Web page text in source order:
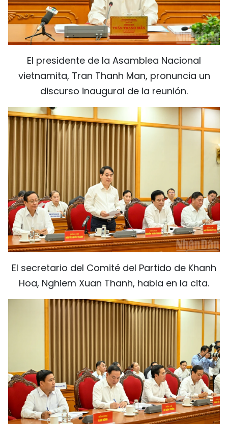
El presidente de la Asamblea Nacional
vietnamita, Tran Thanh Man, pronuncia un
discurso inaugural de la reunión.
El secretario del Comité del Partido de Khanh
Hoa, Nghiem Xuan Thanh, habla en la cita.